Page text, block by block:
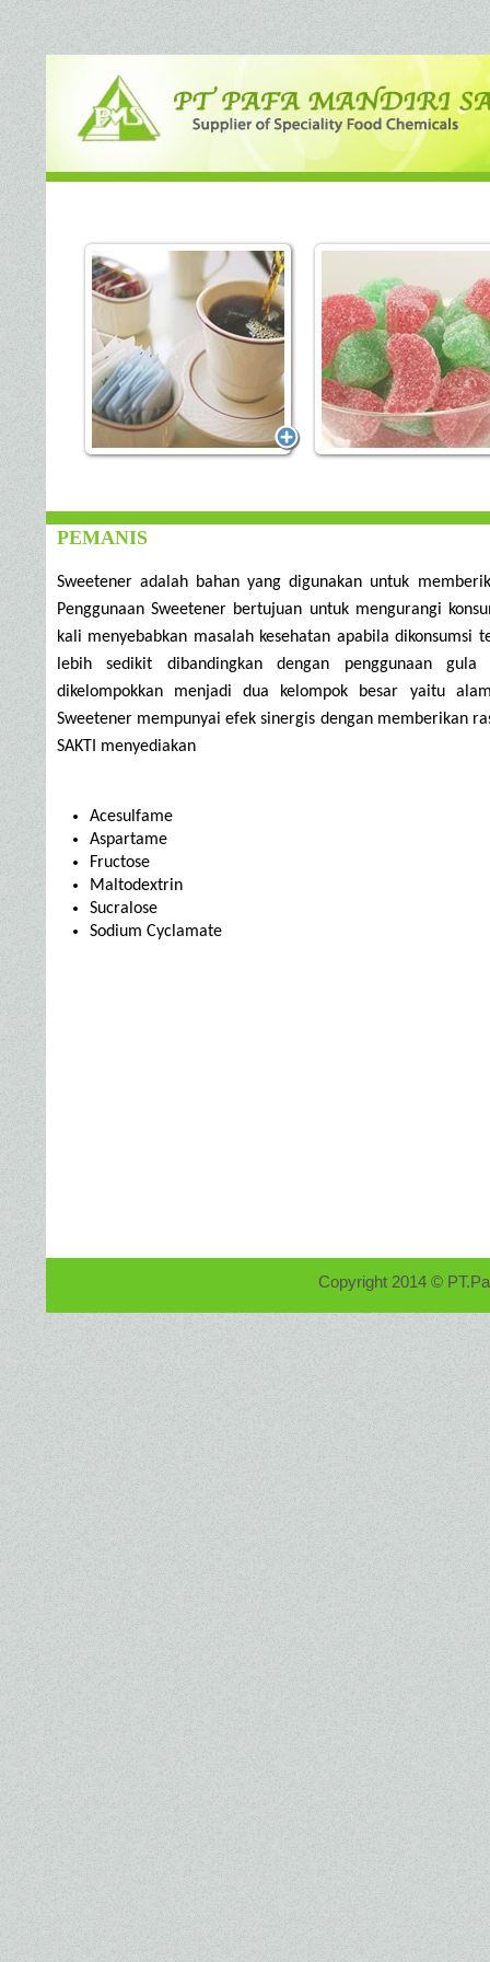
PEMANIS
Sweetener adalah bahan yang digunakan untuk
Penggunaan Sweetener bertujuan untuk mengurangi
kali menyebabkan masalah kesehatan apabila dikonsumsi
lebih sedikit dibandingkan dengan penggunaan
dikelompokkan menjadi dua kelompok besar yaitu
Sweetener mempunyai efek sinergis dengan memberikan
SAKTI menyediakan
Acesulfame
Aspartame
Fructose
Maltodextrin
Sucralose
Sodium Cyclamate
Copyright 2014 ©